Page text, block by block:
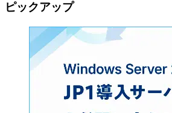
ピックアップ